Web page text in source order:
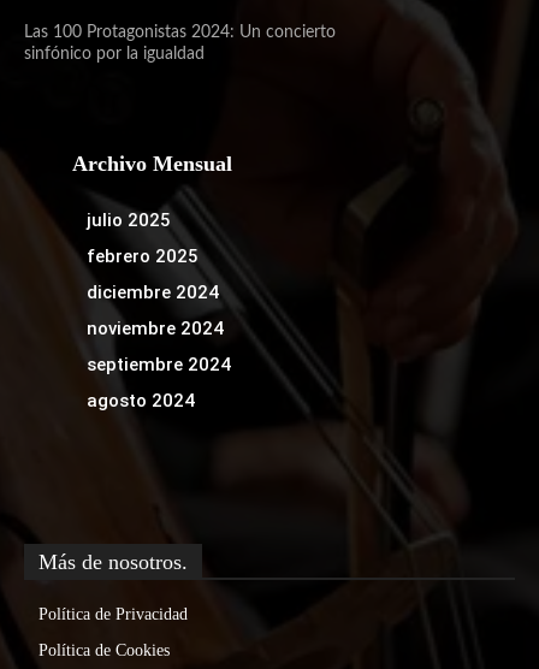
Las 100 Protagonistas 2024: Un concierto
sinfónico por la igualdad
Archivo Mensual
julio 2025
febrero 2025
diciembre 2024
noviembre 2024
septiembre 2024
agosto 2024
Más de nosotros.
Política de Privacidad
Política de Cookies